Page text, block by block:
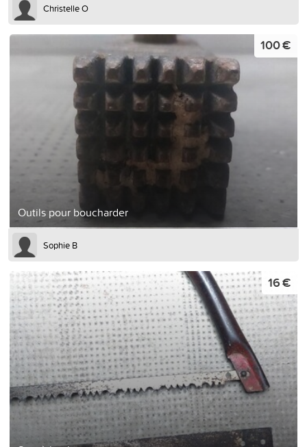
Christelle O
Outils pour boucharder
100 €
Sophie B
16 €